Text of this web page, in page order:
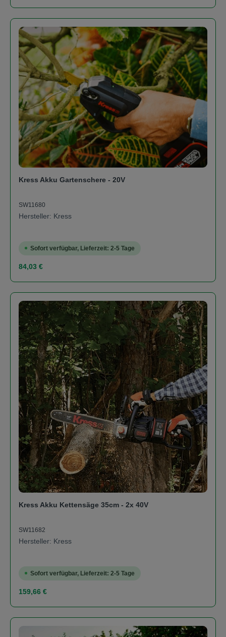
Kress Akku Gartenschere - 20V
SW11680
Hersteller: Kress
Sofort verfügbar, Lieferzeit: 2-5 Tage
Regulärer Preis:
84,03 €
Kress Akku Kettensäge 35cm - 2x 40V
SW11682
Hersteller: Kress
Sofort verfügbar, Lieferzeit: 2-5 Tage
Regulärer Preis:
159,66 €